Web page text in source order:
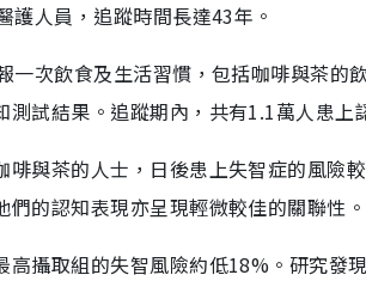
護人員，追蹤時間長達43年。
一次飲食及生活習慣，包括咖啡與茶的
試結果。追蹤期內，共有1.1萬人患上
與茶的人士，日後患上失智症的風險
的認知表現亦呈現輕微較佳的關聯性。
高攝取組的失智風險約低18%。研究發